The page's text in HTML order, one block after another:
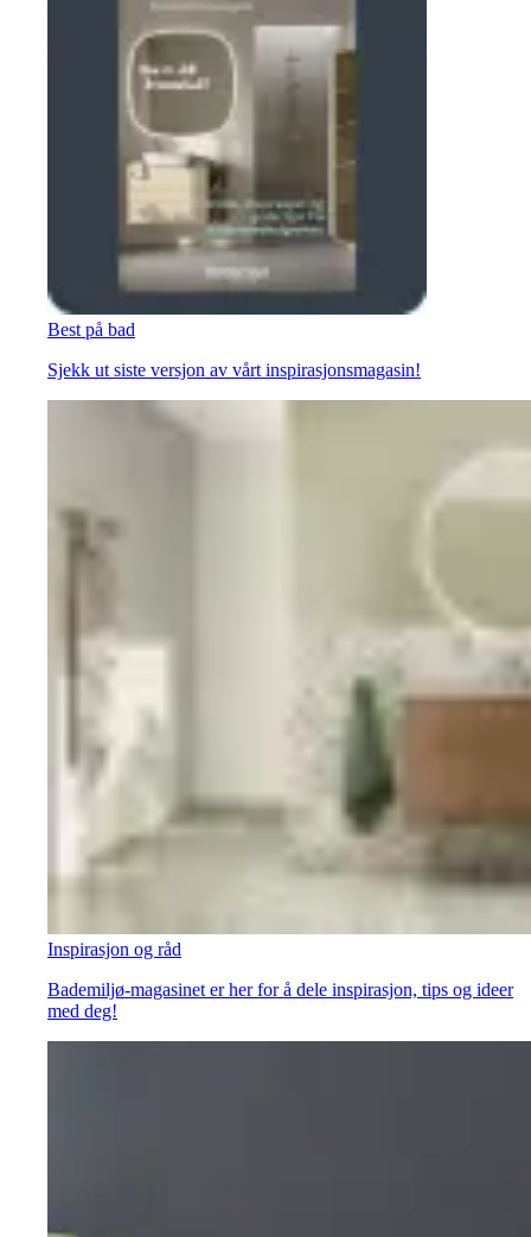
Best på bad
Sjekk ut siste versjon av vårt inspirasjonsmagasin!
Inspirasjon og råd
Bademiljø-magasinet er her for å dele inspirasjon, tips og ideer
med deg!